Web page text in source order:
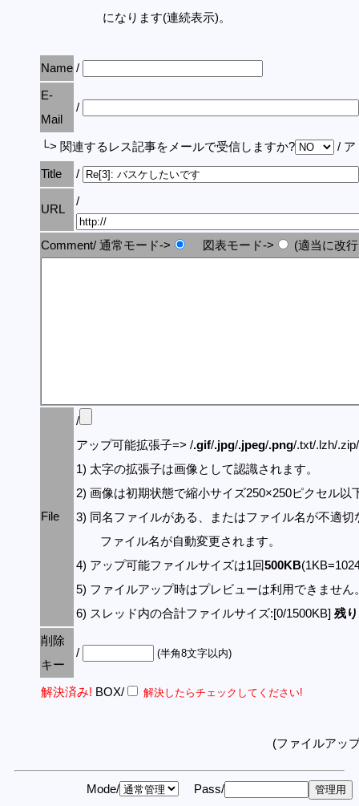
になります(連続表示)。
Name /
E-
Mail
/
└> 関連するレス記事をメールで受信しますか?
/ ア
Title
/
URL
/
Comment/ 通常モード-> 図表モード-> (適当に改
File
/
アップ可能拡張子=> /.gif/.jpg/.jpeg/.png/.txt/.lzh/
1) 太字の拡張子は画像として認識されます。
2) 画像は初期状態で縮小サイズ250×250ピクセル以
3) 同名ファイルがある、またはファイル名が不適切
ファイル名が自動変更されます。
4) アップ可能ファイルサイズは1回500KB
5) ファイルアップ時はプレビューは利用できません
6) スレッド内の合計ファイルサイズ:[0/1500KB] 残
削除
キー
/ (半角8文字以内)
解決済み! BOX/ 解決したらチェックしてください!
(ファイルアッ
Mode/ Pass/